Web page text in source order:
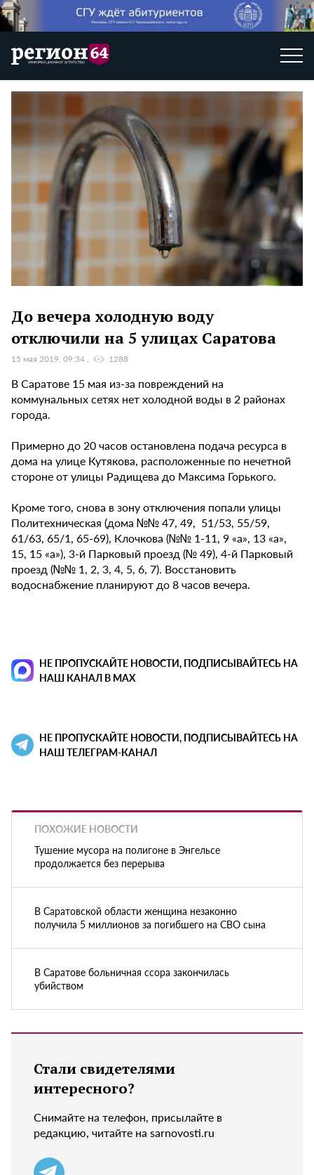
До вечера холодную воду
отключили на 5 улицах Саратова
15 мая 2019, 09:34 1288
В Саратове 15 мая из-за повреждений на
коммунальных сетях нет холодной воды в 2 районах
города.
Примерно до 20 часов остановлена подача ресурса в
дома на улице Кутякова, расположенные по нечетной
стороне от улицы Радищева до Максима Горького.
Кроме того, снова в зону отключения попали улицы
Политехническая (дома №№ 47, 49, 51/53, 55/59,
61/63, 65/1, 65-69), Клочкова (№№ 1-11, 9 «а», 13 «а»,
15, 15 «а»), 3-й Парковый проезд (№ 49), 4-й Парковый
проезд (№№ 1, 2, 3, 4, 5, 6, 7). Восстановить
водоснабжение планируют до 8 часов вечера.
НЕ ПРОПУСКАЙТЕ НОВОСТИ, ПОДПИСЫВАЙТЕСЬ НА
НАШ КАНАЛ В MAX
НЕ ПРОПУСКАЙТЕ НОВОСТИ, ПОДПИСЫВАЙТЕСЬ НА
НАШ ТЕЛЕГРАМ-КАНАЛ
ПОХОЖИЕ НОВОСТИ
Тушение мусора на полигоне в Энгельсе
продолжается без перерыва
В Саратовской области женщина незаконно
получила 5 миллионов за погибшего на СВО сына
В Саратове больничная ссора закончилась
убийством
Стали свидетелями
интересного?
Снимайте на телефон, присылайте в
редакцию, читайте на sarnovosti.ru